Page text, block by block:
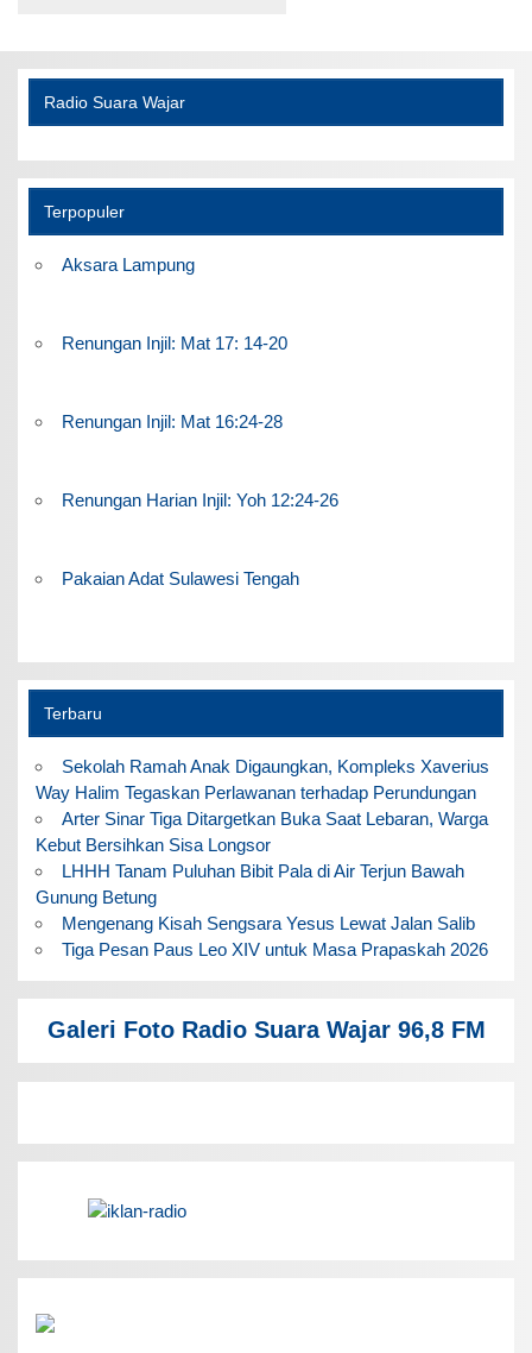
Radio Suara Wajar
Terpopuler
Aksara Lampung
Renungan Injil: Mat 17: 14-20
Renungan Injil: Mat 16:24-28
Renungan Harian Injil: Yoh 12:24-26
Pakaian Adat Sulawesi Tengah
Terbaru
Sekolah Ramah Anak Digaungkan, Kompleks Xaverius
Way Halim Tegaskan Perlawanan terhadap Perundungan
Arter Sinar Tiga Ditargetkan Buka Saat Lebaran, Warga
Kebut Bersihkan Sisa Longsor
LHHH Tanam Puluhan Bibit Pala di Air Terjun Bawah
Gunung Betung
Mengenang Kisah Sengsara Yesus Lewat Jalan Salib
Tiga Pesan Paus Leo XIV untuk Masa Prapaskah 2026
Galeri Foto Radio Suara Wajar 96,8 FM